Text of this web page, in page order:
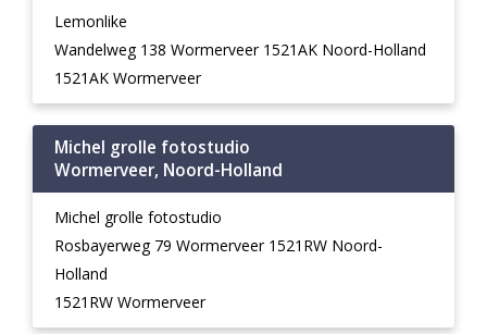
Lemonlike
Wandelweg 138 Wormerveer 1521AK Noord-Holland
1521AK Wormerveer
Michel grolle fotostudio
Wormerveer, Noord-Holland
Michel grolle fotostudio
Rosbayerweg 79 Wormerveer 1521RW Noord-
Holland
1521RW Wormerveer